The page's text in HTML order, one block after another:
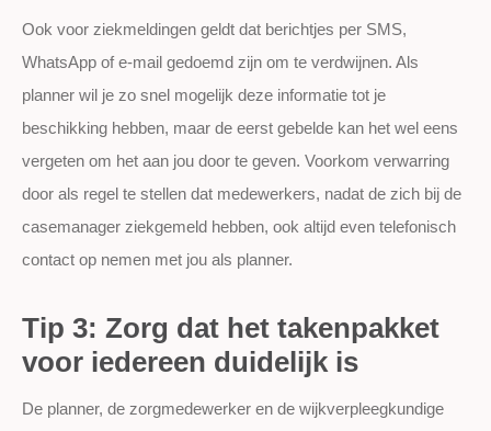
Ook voor ziekmeldingen geldt dat berichtjes per SMS,
WhatsApp of e-mail gedoemd zijn om te verdwijnen. Als
planner wil je zo snel mogelijk deze informatie tot je
beschikking hebben, maar de eerst gebelde kan het wel eens
vergeten om het aan jou door te geven. Voorkom verwarring
door als regel te stellen dat medewerkers, nadat de zich bij de
casemanager ziekgemeld hebben, ook altijd even telefonisch
contact op nemen met jou als planner.
Tip 3: Zorg dat het takenpakket
voor iedereen duidelijk is
De planner, de zorgmedewerker en de wijkverpleegkundige